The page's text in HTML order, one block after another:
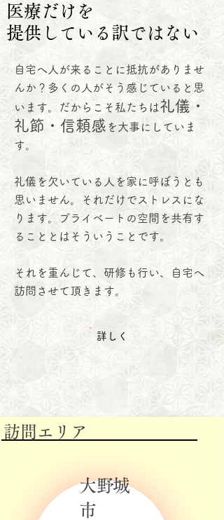
医療だけを
提供している訳ではない
医療だけを
提供している訳ではない
自宅へ人が来ることに抵抗がありませ
んか？多くの人がそう感じていると思
います。だからこそ私たちは礼儀・
礼節・信頼感 を大事にしていま
す。
礼儀を欠いている人を家に呼ぼうとも
思いません。それだけでストレスにな
ります。プライベートの空間を共有す
ることとはそういうことです。
​それを重んじて、研修も行い、自宅へ
訪問させて頂きます。​
​詳しく
​訪問エリア
​大野城
市